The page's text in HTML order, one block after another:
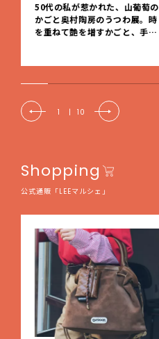
50代の私が惹かれた、山葡萄の
かごと奥村陶房のうつわ展。時
を重ねて艶を増すかごと、手仕
1 | 10
Shopping
公式通販「LEEマルシェ」